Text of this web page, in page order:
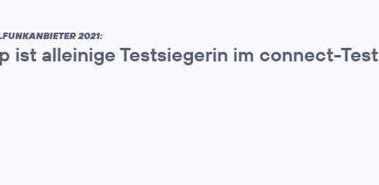
2021:
ist alleinige Testsiegerin im connect-Test